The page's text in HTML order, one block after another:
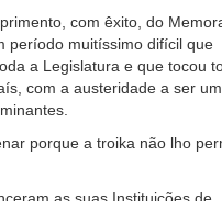
com êxito, do
período muitíssimo difícil que
a Legislatura e que tocou
com a austeridade a ser
porque a troika não lho
as suas Instituições de